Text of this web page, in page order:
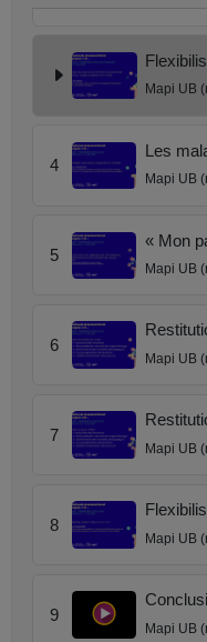
Mapi UB
4
Les
Mapi UB
5
« Mon
Mapi UB
6
Mapi UB
7
Mapi UB
8
Mapi UB
9
Mapi UB